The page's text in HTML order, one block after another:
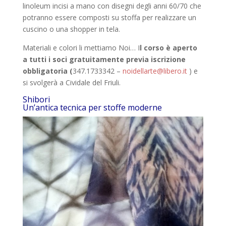
linoleum incisi a mano con disegni degli anni 60/70 che
potranno essere composti su stoffa per realizzare un
cuscino o una shopper in tela.
Materiali e colori li mettiamo Noi… Il corso è aperto
a tutti i soci gratuitamente previa iscrizione
obbligatoria (347.1733342 – noidellarte@libero.it) e
si svolgerà a Cividale del Friuli.
Shibori
Un’antica tecnica per stoffe moderne